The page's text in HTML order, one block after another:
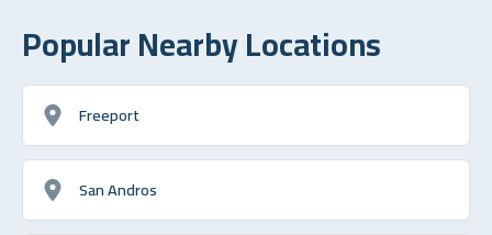
Popular Nearby Locations
Freeport
San Andros